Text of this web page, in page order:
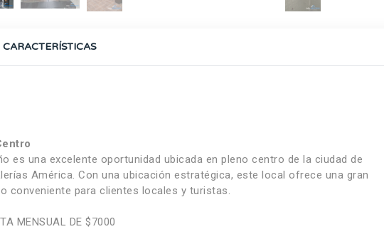
CARACTERÍSTICAS
es una excelente oportunidad ubicada en pleno centro de la ciudad de
América. Con una ubicación estratégica, este local ofrece una gran
conveniente para clientes locales y turistas.
MENSUAL DE $7000